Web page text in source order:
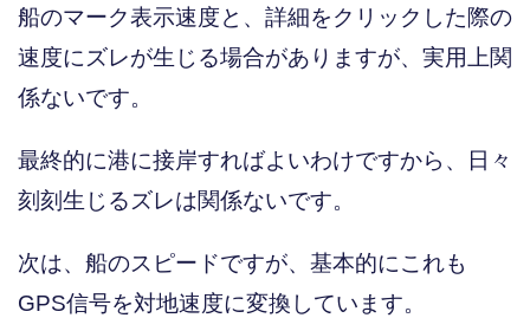
船のマーク表示速度と、詳細をクリックした際の
速度にズレが生じる場合がありますが、実用上関
係ないです。
最終的に港に接岸すればよいわけですから、日々
刻刻生じるズレは関係ないです。
次は、船のスピードですが、基本的にこれも
GPS信号を対地速度に変換しています。